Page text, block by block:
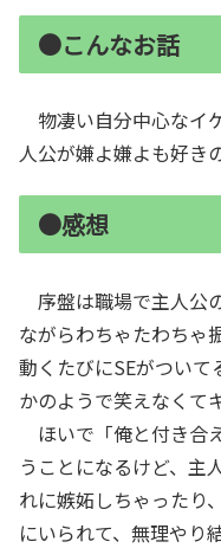
●こんなお話
物凄い自分中心なイ
人公が嫌よ嫌よも好き
●感想
序盤は職場で主人公
ながらわちゃたわちゃ
動くたびにSEがつい
かのようで笑えなくて
ほいで「俺と付き合
うことになるけど、主
れに嫉妬しちゃったり
にいられて、無理やり